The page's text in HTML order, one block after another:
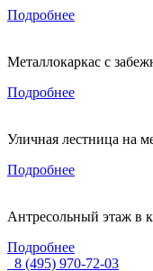
Подробнее
Металлокаркас с
Подробнее
Уличная лестница на
Подробнее
Антресольный этаж в
Подробнее
8 (495) 970-72-03